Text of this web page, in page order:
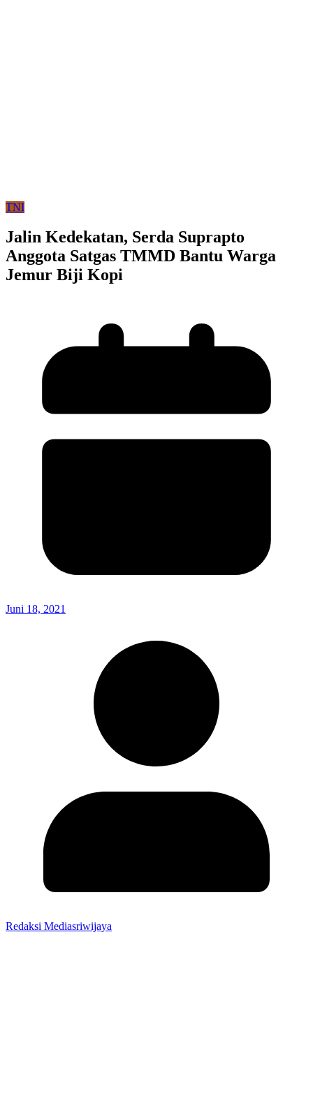
TNI
Jalin Kedekatan, Serda Suprapto
Anggota Satgas TMMD Bantu Warga
Jemur Biji Kopi
Juni 18, 2021
Redaksi Mediasriwijaya